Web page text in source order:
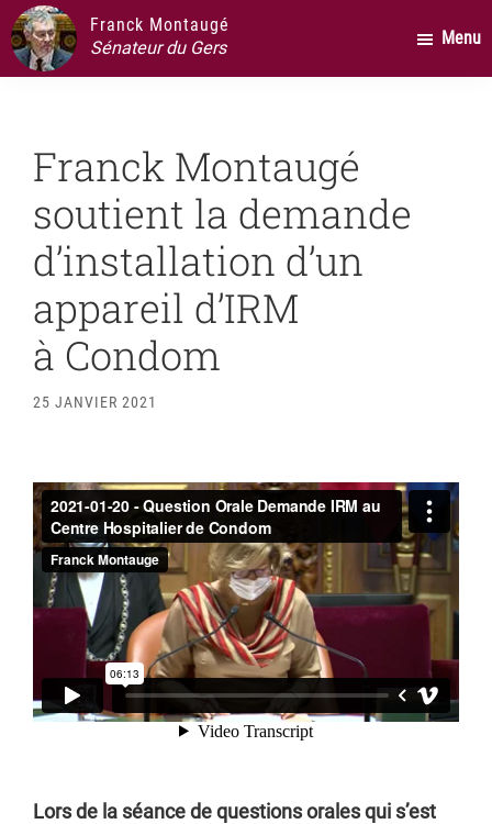
Passer
au
contenu
Passer
la
principale
Passer
au
pied
Franck Montaugé
Sénateur du Gers
Menu
Franck Montaugé
soutient la demande
d’installation d’un
appareil d’IRM
à Condom
25 JANVIER 2021
Lors de la séance de questions orales qui s’est